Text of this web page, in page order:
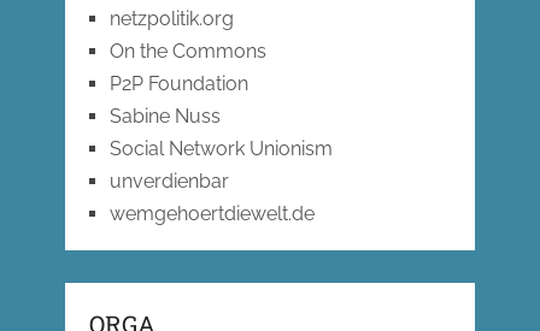
netzpolitik.org
On the Commons
P2P Foundation
Sabine Nuss
Social Network Unionism
unverdienbar
wemgehoertdiewelt.de
ORGA